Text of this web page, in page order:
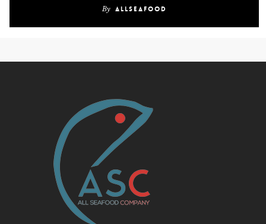
By AllSeaFood